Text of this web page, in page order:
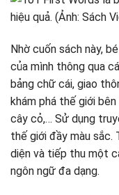
Nhờ cuốn sách này,
của mình thông qua
bảng chữ cái, giao
khám phá thế giới
cây cỏ,… Sử dụng
thế giới đầy màu
diện và tiếp thu một
ngôn ngữ đa dạng.